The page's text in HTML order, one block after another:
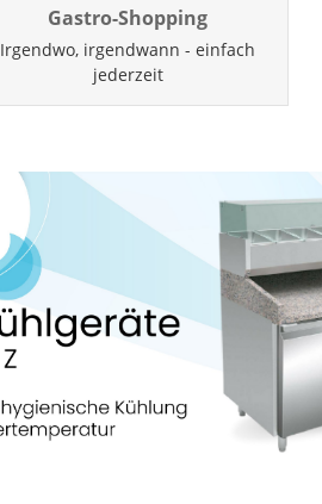
Gastro-Shopping
Irgendwo, irgendwann - einfach
jederzeit